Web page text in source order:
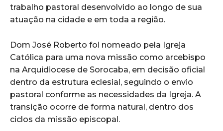
trabalho pastoral desenvolvido ao longo de sua
atuação na cidade e em toda a região.
Dom José Roberto foi nomeado pela Igreja
Católica para uma nova missão como arcebispo
na Arquidiocese de Sorocaba, em decisão oficial
dentro da estrutura eclesial, seguindo o envio
pastoral conforme as necessidades da Igreja. A
transição ocorre de forma natural, dentro dos
ciclos da missão episcopal.